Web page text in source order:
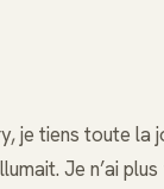
je tiens toute la
Je n’ai plus